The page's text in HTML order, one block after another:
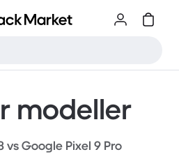
modeller
vs Google Pixel 9 Pro